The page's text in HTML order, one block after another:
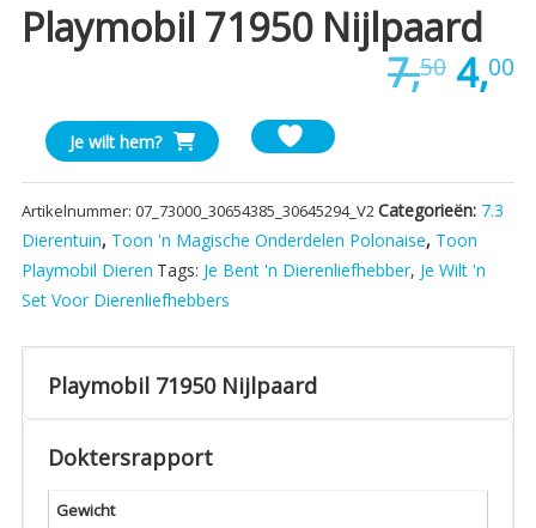
Playmobil 71950 Nijlpaard
7,50
was:
4,00
Playmobil
71950
Nijlpaard
aantal
Je wilt hem?
Artikelnummer: 07_73000_30654385_30645294_V2Categorieën: 7.3
Dierentuin, Toon 'n Magische Onderdelen Polonaise, Toon
Playmobil Dieren Tags: Je Bent 'n Dierenliefhebber, Je Wilt 'n
Set Voor Dierenliefhebbers
Playmobil 71950 Nijlpaard
Doktersrapport
Gewicht